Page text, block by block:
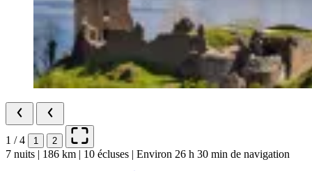
1 / 4 1 2
7 nuits | 186 km | 10 écluses | Environ 26 h 30 min de navigation